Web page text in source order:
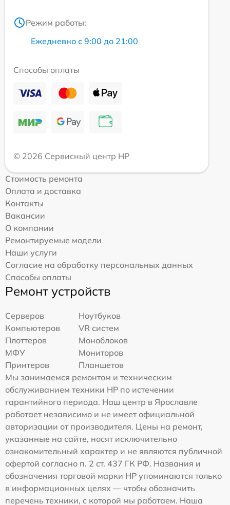
Режим работы:
Ежедневно с 9:00 до 21:00
Способы оплаты
© 2026 Сервисный центр HP
Стоимость ремонта
Оплата и доставка
Контакты
Вакансии
О компании
Ремонтируемые модели
Наши услуги
Согласие на обработку персональных данных
Способы оплаты
Ремонт устройств
Серверов
Ноутбуков
Компьютеров
VR систем
Плоттеров
Моноблоков
МФУ
Мониторов
Принтеров
Планшетов
Мы занимаемся ремонтом и техническим
обслуживанием техники HP по истечении
гарантийного периода. Наш центр в Ярославле
работает независимо и не имеет официальной
авторизации от производителя. Цены на ремонт,
указанные на сайте, носят исключительно
ознакомительный характер и не являются публичной
офертой согласно п. 2 ст. 437 ГК РФ. Названия и
обозначения торговой марки HP упоминаются только
в информационных целях — чтобы обозначить
перечень техники, с которой мы работаем. Наша